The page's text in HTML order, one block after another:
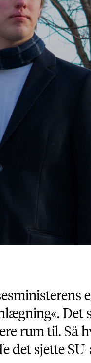
Det
rum til. Så
det sjette